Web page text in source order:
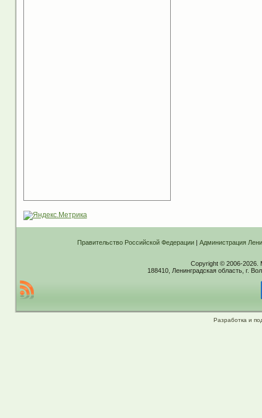
Правительство Российской Федерации| Администрация
Copyright © 2006-2026.
188410, Ленинградская область, г.
Разработка и